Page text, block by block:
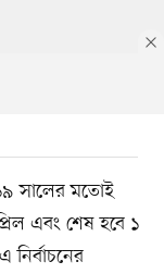
সালের মতোই
এবং শেষ হবে ১